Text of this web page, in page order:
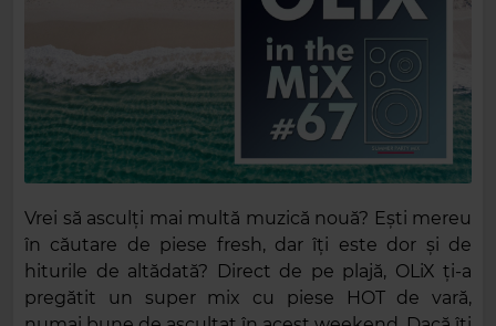
Vrei să asculți mai multă muzică nouă? Ești mereu
în căutare de piese fresh, dar îți este dor și de
hiturile de altădată? Direct de pe plajă, OLiX ți-a
pregătit un super mix cu piese HOT de vară,